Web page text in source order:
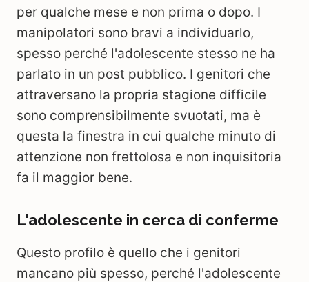
per qualche mese e non prima o dopo. I
manipolatori sono bravi a individuarlo,
spesso perché l'adolescente stesso ne ha
parlato in un post pubblico. I genitori che
attraversano la propria stagione difficile
sono comprensibilmente svuotati, ma è
questa la finestra in cui qualche minuto di
attenzione non frettolosa e non inquisitoria
fa il maggior bene.
L'adolescente in cerca di conferme
Questo profilo è quello che i genitori
mancano più spesso, perché l'adolescente